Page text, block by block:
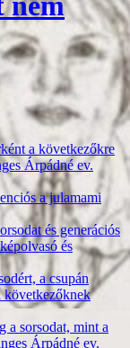
a következőkre
Árpádné ev.
a julamami
és generációs
és
a csupán
következőknek
a sorsodat, mint a
Árpádné ev.